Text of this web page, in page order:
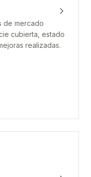
de mercado
cubierta, estado
realizadas.